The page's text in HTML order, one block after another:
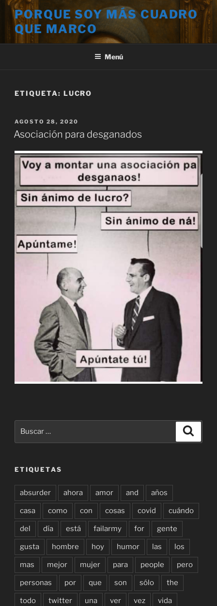
Saltar
contenido
PORQUE SOY MÁS CUADRO
QUE MARCO
Menú
ETIQUETA: LUCRO
PUBLICADO
EL
AGOSTO 28, 2020
Asociación para desganados
ETIQUETAS
absurder ahora amor and años
casa como con cosas covid cuándo
del día está failarmy for gente
gusta hombre hoy humor las los
mas mejor mujer para people pero
personas por que son sólo the
todo twitter una ver vez vida